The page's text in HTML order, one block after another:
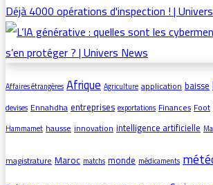
Affaires étrangères Afrique Agriculture applicationbaisse
devises Ennahdhaentreprises exportations FinancesFoot
Hammamet hausseinnovationintelligence artificielle
magistratureMaroc matchs monde médicaments